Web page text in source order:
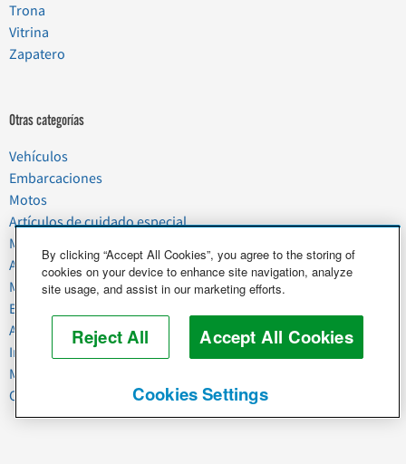
Trona
Vitrina
Zapatero
Otras categorías
Vehículos
Embarcaciones
Motos
Artículos de cuidado especial
Mudanzas
Artículos del hogar
Mascotas
Basura y chatarra
Alimentos y agricultura
Industria y negocios
Maquinaria pesada
Caballos y ganado
By clicking “Accept All Cookies”, you agree to the storing of
cookies on your device to enhance site navigation, analyze
site usage, and assist in our marketing efforts.
Reject All Accept All Cookies
Cookies Settings